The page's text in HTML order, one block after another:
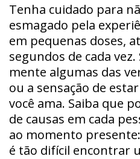
Tenha cuidado para
esmagado pela
em pequenas doses,
segundos de cada
mente algumas das
ou a sensação de
você ama. Saiba que
de causas em cada
ao momento
é tão difícil encontrar